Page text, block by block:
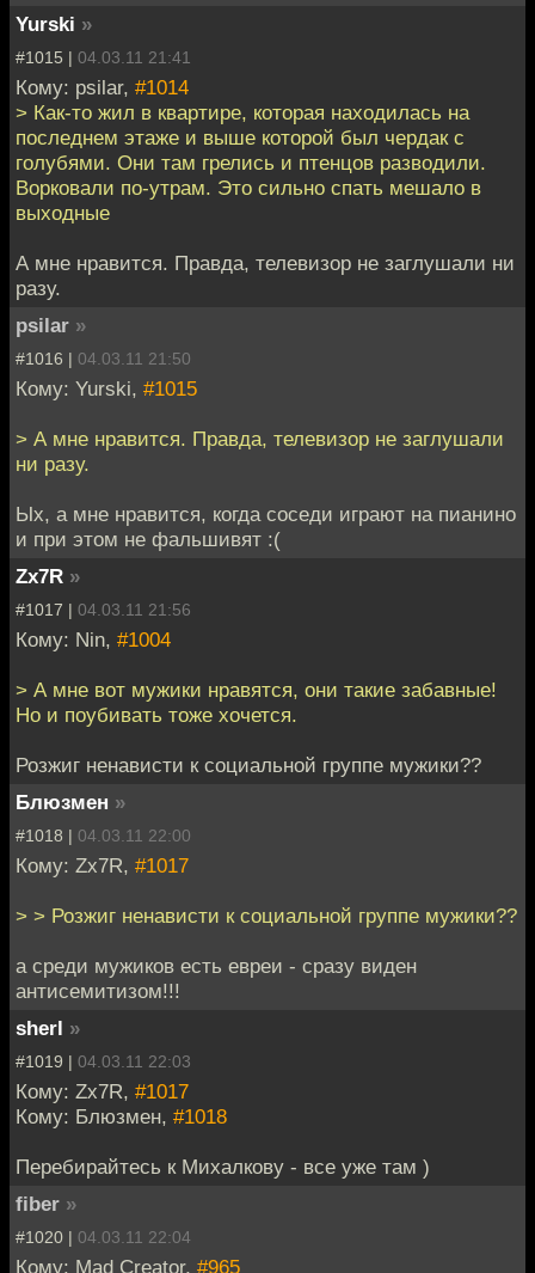
Yurski »
#1015 | 04.03.11 21:41
Кому: psilar, #1014
> Как-то жил в квартире, которая находилась на
последнем этаже и выше которой был чердак с
голубями. Они там грелись и птенцов разводили.
Ворковали по-утрам. Это сильно спать мешало в
выходные
А мне нравится. Правда, телевизор не заглушали ни
разу.
psilar »
#1016 | 04.03.11 21:50
Кому: Yurski, #1015
> А мне нравится. Правда, телевизор не заглушали
ни разу.
Ых, а мне нравится, когда соседи играют на пианино
и при этом не фальшивят :(
Zx7R »
#1017 | 04.03.11 21:56
Кому: Nin, #1004
> А мне вот мужики нравятся, они такие забавные!
Но и поубивать тоже хочется.
Розжиг ненависти к социальной группе мужики??
Блюзмен »
#1018 | 04.03.11 22:00
Кому: Zx7R, #1017
> > Розжиг ненависти к социальной группе мужики??
а среди мужиков есть евреи - сразу виден
антисемитизом!!!
sherl »
#1019 | 04.03.11 22:03
Кому: Zx7R, #1017
Кому: Блюзмен, #1018
Перебирайтесь к Михалкову - все уже там )
fiber »
#1020 | 04.03.11 22:04
Кому: Mad Creator, #965